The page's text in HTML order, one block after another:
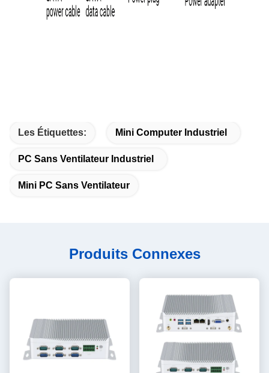
Les Étiquettes: Mini Computer Industriel
PC Sans Ventilateur Industriel
Mini PC Sans Ventilateur
Produits Connexes